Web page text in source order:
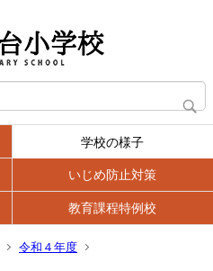
学校の様子
いじめ防止対策
教育課程特例校
令和４年度